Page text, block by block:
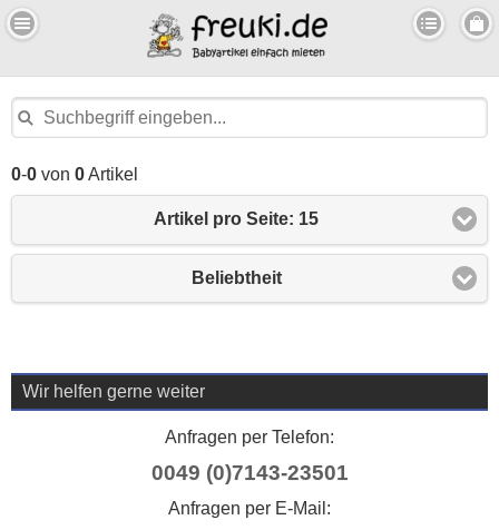
0-0 von 0Artikel
Artikel pro Seite: 15
Beliebtheit
Wir helfen gerne weiter
Anfragen per Telefon:
0049 (0)7143-23501
Anfragen per E-Mail: